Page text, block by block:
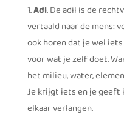
1.Adl. De adil is de
vertaald naar de mens:
ook horen dat je wel
voor wat je zelf doet.
het milieu, water,
Je krijgt iets en je geeft
elkaar verlangen.